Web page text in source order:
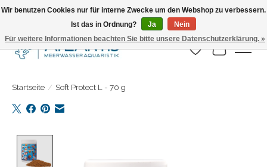
Täglicher Versand. Bestelle bis 15.00 Uhr
Wunschzettel
Ihr
Startseite / Soft Protect L - 70 g
Wir benutzen Cookies nur für interne Zwecke um den Webshop zu verbessern.
Ist das in Ordnung?
Ja
Nein
Für weitere Informationen beachten Sie bitte unsere Datenschutzerklärung. »